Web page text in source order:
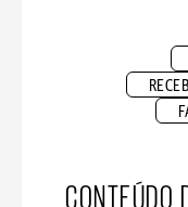
CONTEÚDO